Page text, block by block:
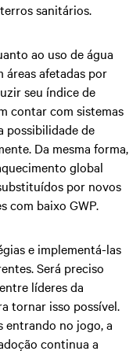
sanitários.
ao uso de água
áreas afetadas por
seu índice de
contar com sistemas
possibilidade de
Da mesma forma,
global
por novos
com baixo GWP.
e implementá-las
Será preciso
líderes da
tornar isso possível.
entrando no jogo, a
continua a